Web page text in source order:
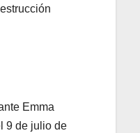
Emma
9 de julio de